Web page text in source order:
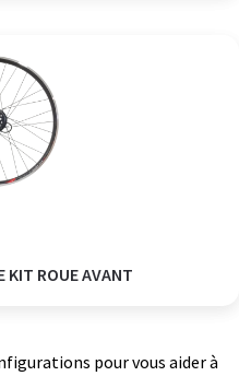
KIT ROUE AVANT
pour vous aider à